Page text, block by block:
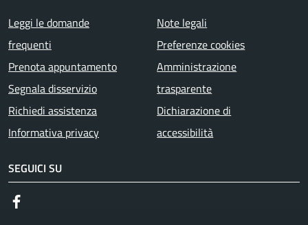
Menu piè di pagina
Leggi le domande
frequenti
Prenota appuntamento
Segnala disservizio
Richiedi assistenza
Informativa privacy
Note legali
Preferenze cookies
Amministrazione
trasparente
Dichiarazione di
accessibilità
SEGUICI SU